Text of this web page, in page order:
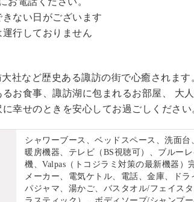
ない日がございます
行しておりません
社など歴史ある諏訪の街で心癒されます
お食事、諏訪湖に包まれるお部屋、 大
幸せのときを安心してお過ごしください
シャワーブース、ベッドスペース、洗面
暖房機器、テレビ（BS視聴可）、ブルー
機、Valpas（トコジラミ対策の最新機器
メーカー、電気ケトル、電話、金庫、ド
パジャマ、湯かご、バスタオル/フェイス